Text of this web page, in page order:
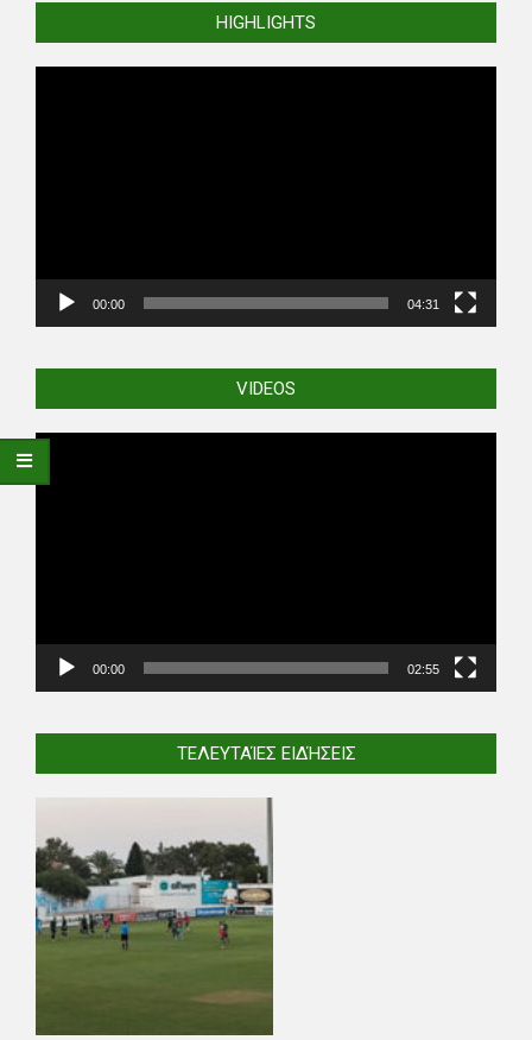
HIGHLIGHTS
00:00 04:31
VIDEOS
Video
00:00 02:55
ΤΕΛΕΥΤΑΊΕΣ ΕΙΔΉΣΕΙΣ